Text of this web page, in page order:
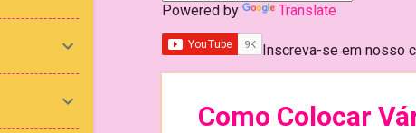
Powered by Translate
Inscreva-se em nosso
Como Colocar